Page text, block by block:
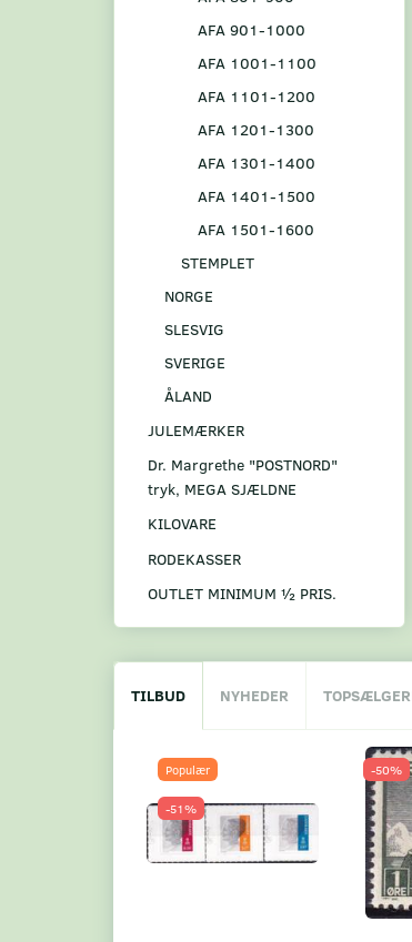
AFA 901-1000
AFA 1001-1100
AFA 1101-1200
AFA 1201-1300
AFA 1301-1400
AFA 1401-1500
AFA 1501-1600
STEMPLET
NORGE
SLESVIG
SVERIGE
ÅLAND
JULEMÆRKER
Dr. Margrethe "POSTNORD"
tryk, MEGA SJÆLDNE
KILOVARE
RODEKASSER
OUTLET MINIMUM ½ PRIS.
TILBUD NYHEDER
Populær
-51%
-50%